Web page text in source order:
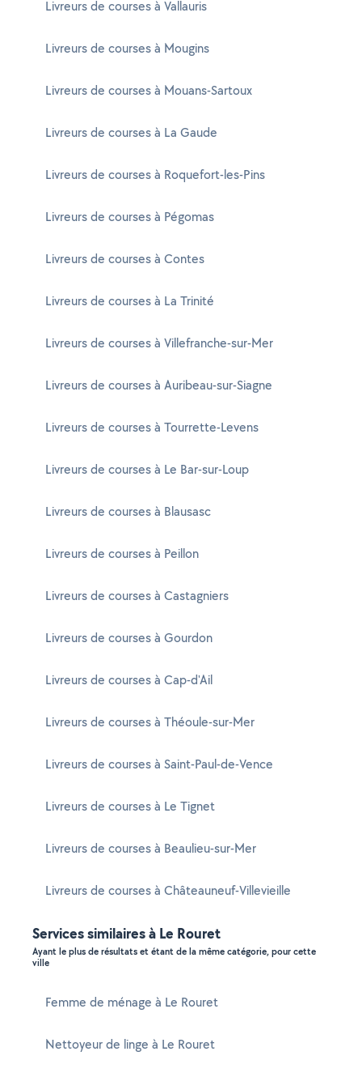
Livreurs de courses à Vallauris
Livreurs de courses à Mougins
Livreurs de courses à Mouans-Sartoux
Livreurs de courses à La Gaude
Livreurs de courses à Roquefort-les-Pins
Livreurs de courses à Pégomas
Livreurs de courses à Contes
Livreurs de courses à La Trinité
Livreurs de courses à Villefranche-sur-Mer
Livreurs de courses à Auribeau-sur-Siagne
Livreurs de courses à Tourrette-Levens
Livreurs de courses à Le Bar-sur-Loup
Livreurs de courses à Blausasc
Livreurs de courses à Peillon
Livreurs de courses à Castagniers
Livreurs de courses à Gourdon
Livreurs de courses à Cap-d'Ail
Livreurs de courses à Théoule-sur-Mer
Livreurs de courses à Saint-Paul-de-Vence
Livreurs de courses à Le Tignet
Livreurs de courses à Beaulieu-sur-Mer
Livreurs de courses à Châteauneuf-Villevieille
Services similaires à Le Rouret
Ayant le plus de résultats et étant de la même catégorie, pour cette
ville
Femme de ménage à Le Rouret
Nettoyeur de linge à Le Rouret